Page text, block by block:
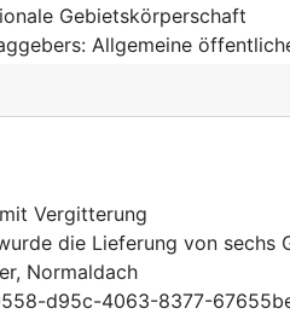
Gebietskörperschaft
: Allgemeine
Vergitterung
die Lieferung von sechs
Normaldach
d95c-4063-8377-